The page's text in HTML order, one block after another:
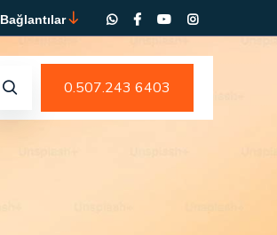
Bağlantılar
0.507.243 6403